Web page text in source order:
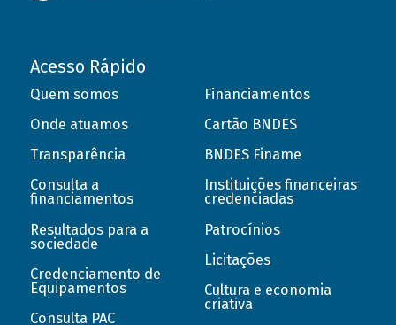
Acesso Rápido
Quem somos
Onde atuamos
Transparência
Consulta a
financiamentos
Resultados para a
sociedade
Credenciamento de
Equipamentos
Consulta PAC
Financiamentos
Cartão BNDES
BNDES Finame
Instituições financeiras
credenciadas
Patrocínios
Licitações
Cultura e economia
criativa